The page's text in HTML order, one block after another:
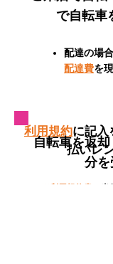
で自転車
配達の場
配達費を
​利用規約に記入
払いレ
自転車を返
分を